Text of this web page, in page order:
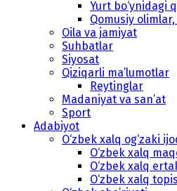
Yurt bo‘ynidagi
Qomusiy
Oila va jamiyat
Suhbatlar
Siyosat
Qiziqarli ma’lumotlar
Reytinglar
Madaniyat va san’at
Sport
Adabiyot
O‘zbek xalq og‘zaki
O‘zbek xalq
O‘zbek xalq
O‘zbek xalq